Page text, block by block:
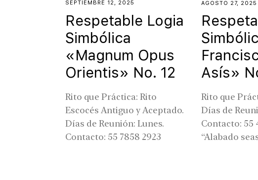
SEPTIEMBRE 12, 2025
Respetable Logia
Simbólica
«Magnum Opus
Orientis» No. 12
Rito que Práctica: Rito
Escocés Antiguo y Aceptado.
Días de Reunión: Lunes.
Contacto: 55 7858 2923
AGOSTO 27, 2025
Asís»
Rito que
Días de
Contacto: 55
“Alabado